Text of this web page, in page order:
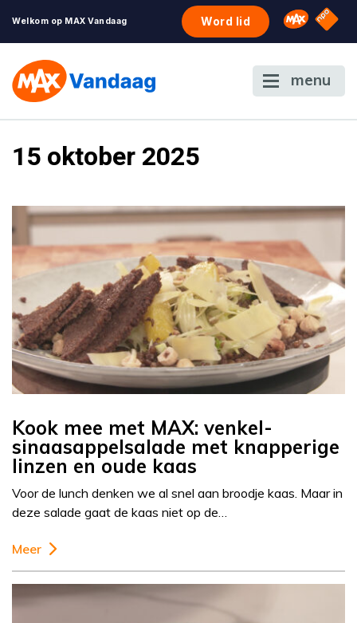
Welkom op MAX Vandaag Word lid Omroep
NPO
menu
15 oktober 2025
Kook mee met MAX: venkel-
sinaasappelsalade met knapperige
linzen en oude kaas
Voor de lunch denken we al snel aan broodje kaas. Maar in
deze salade gaat de kaas niet op de…
Meer